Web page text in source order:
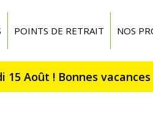
POINTS DE RETRAIT NOS